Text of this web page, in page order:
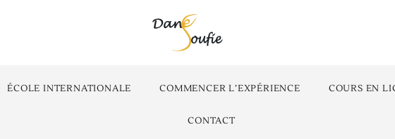
ÉCOLE INTERNATIONALE COMMENCER L’EXPÉRIENCE COURS EN
CONTACT